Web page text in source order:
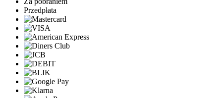
Przedpłata